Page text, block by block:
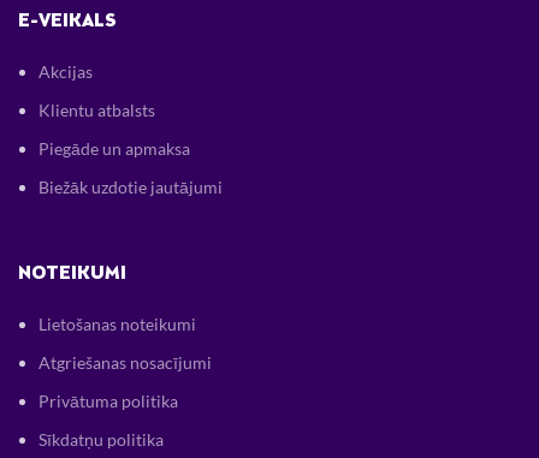
E-VEIKALS
Akcijas
Klientu atbalsts
Piegāde un apmaksa
Biežāk uzdotie jautājumi
NOTEIKUMI
Lietošanas noteikumi
Atgriešanas nosacījumi
Privātuma politika
Sīkdatņu politika